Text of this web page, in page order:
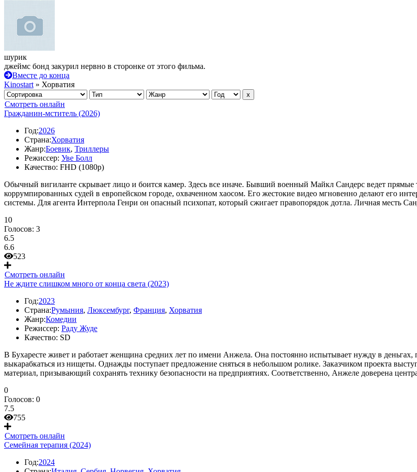
шурик
джеймс бонд закурил нервно в сторонке от этого фильма.
Вместе до конца
Kinostart » Хорватия
Смотреть онлайн
Гражданин-мститель (2026)
Год:2026
Страна:Хорватия
Жанр:Боевик, Триллеры
Режиссер: Уве Болл
Качество: FHD (1080p)
Обычный вигиланте скрывает лицо и боится камер. Здесь все иначе. Бывший военный Майкл Сандерс ведет прямые
коррумпированных судей в европейском городе, охваченном хаосом. Его жестокие видео мгновенно делают его
системы. Для агента Интерпола Генри он опасный психопат, который сжигает правопорядок дотла. Личная месть
10
Голосов: 3
6.5
6.6
523
Смотреть онлайн
Не ждите слишком много от конца света (2023)
Год:2023
Страна:Румыния, Люксембург, Франция, Хорватия
Жанр:Комедии
Режиссер: Раду Жуде
Качество: SD
В Бухаресте живет и работает женщина средних лет по имени Анжела. Она постоянно испытывает нужду в деньгах,
выкарабкаться из нищеты. Однажды поступает предложение сняться в небольшом ролике. Заказчиком проекта
материал, призывающий сохранять технику безопасности на предприятиях. Соответственно, Анжеле доверена
0
Голосов: 0
7.5
755
Смотреть онлайн
Семейная терапия (2024)
Год:2024